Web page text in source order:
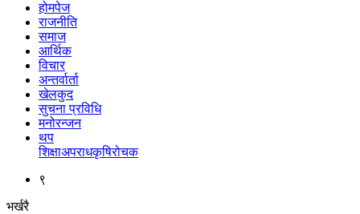
होमपेज
राजनीति
समाज
आर्थिक
विचार
अन्तर्वार्ता
खेलकुद
सुचना प्रविधि
मनोरन्जन
थप
शिक्षाअपराधकृषिरोचक
९
भर्खरै